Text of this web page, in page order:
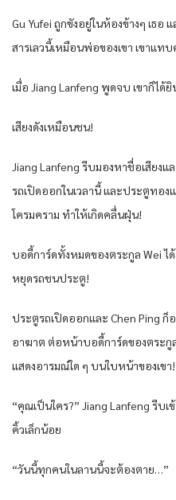
Gu Yufei ถูกขังอยู่ในห้องข้างๆ เธอ
สารเลวนี้เหมือนพ่อของเขา เขาแ
เมื่อ Jiang Lanfeng พูดจบ เขาก็ได้ยิ
เสียงดังเหมือนชน!
Jiang Lanfeng รีบมองหาชื่อเสียง
รถเปิดออกในเวลานี้ และประตูทอ
โครมคราม ทำให้เกิดคลื่นฝุ่น!
บอดี้การ์ดทั้งหมดของตระกูล Wei
หยุดรถชนประตู!
ประตูรถเปิดออกและ Chen Ping ก็
อาฆาต ต่อหน้าบอดี้การ์ดของตระกู
แสดงอารมณ์ใด ๆ บนใบหน้าของเขา!
“คุณเป็นใคร?” Jiang Lanfeng รีบ
คิ้วเล็กน้อย
“วันนี้ทุกคนในลานนี้จะต้องตาย…”